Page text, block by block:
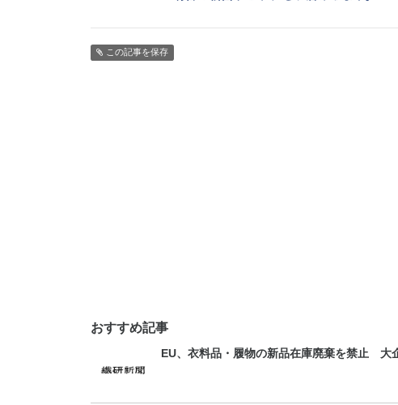
この記事を保存
おすすめ記事
EU、衣料品・履物の新品在庫廃棄を禁止 大